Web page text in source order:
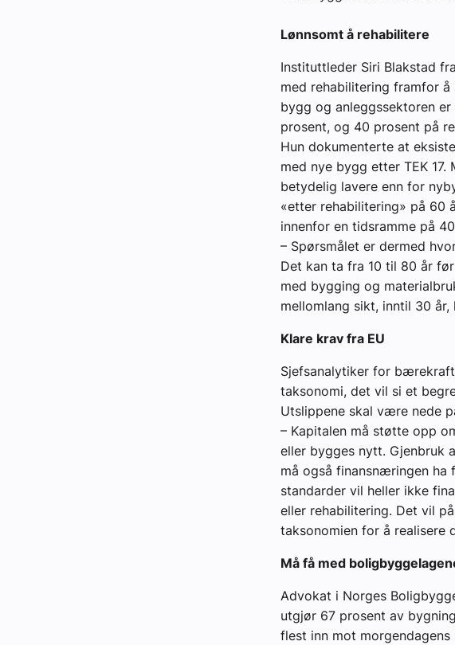
Lønnsomt å rehabilitere
Instituttleder Siri Blakstad
med rehabilitering framfor
bygg og anleggssektoren
prosent, og 40 prosent på
Hun dokumenterte at
med nye bygg etter TEK
betydelig lavere enn for
«etter rehabilitering» på 60
innenfor en tidsramme på
– Spørsmålet er dermed
Det kan ta fra 10 til 80 år
med bygging og
mellomlang sikt, inntil 30 år,
Klare krav fra EU
Sjefsanalytiker for
taksonomi, det vil si et
Utslippene skal være nede
– Kapitalen må støtte opp
eller bygges nytt. Gjenbruk
må også finansnæringen
standarder vil heller ikke
eller rehabilitering. Det vil
taksonomien for å realisere
Må få med
Advokat i Norges
utgjør 67 prosent av
flest inn mot morgendagens